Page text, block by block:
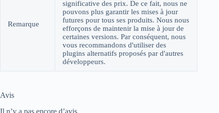
Remarque
significative des prix. De ce fait, nous ne
pouvons plus garantir les mises à jour
futures pour tous ses produits. Nous nous
efforçons de maintenir la mise à jour de
certaines versions. Par conséquent, nous
vous recommandons d'utiliser des
plugins alternatifs proposés par d'autres
développeurs.
Avis
Il n’y a pas encore d’avis.